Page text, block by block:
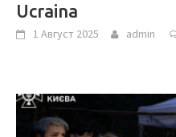
Ucraina
1 Август 2025 admin